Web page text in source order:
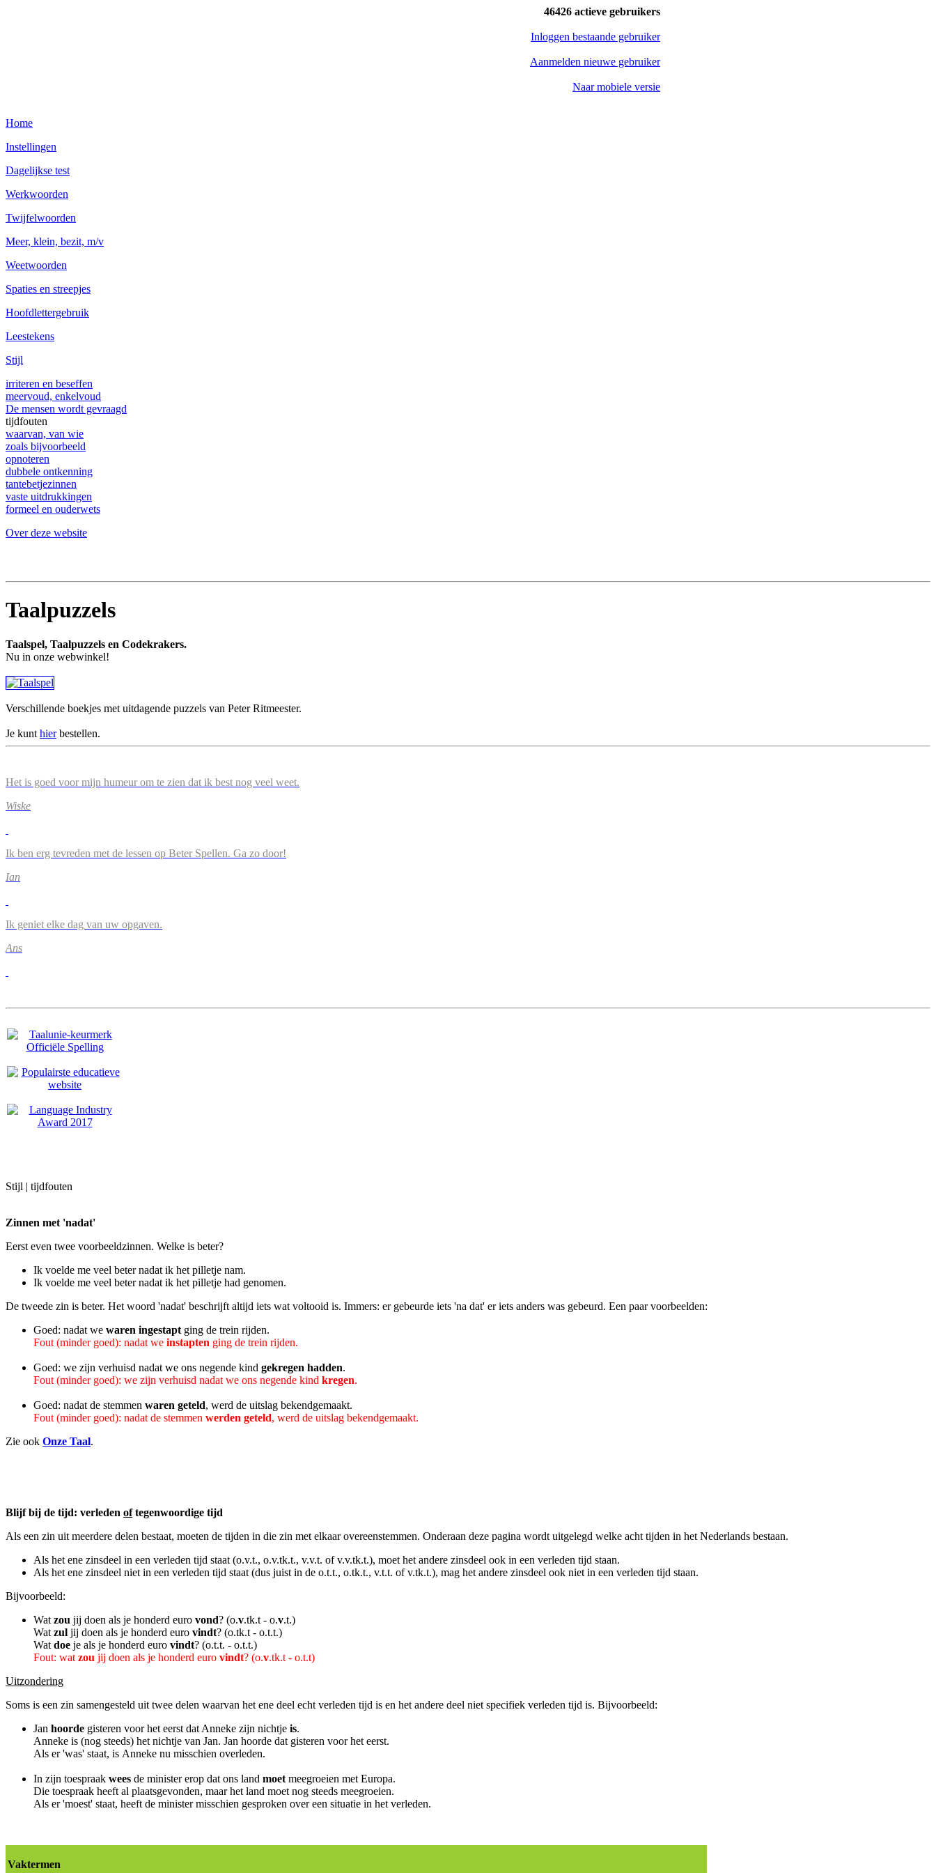
46426 actieve gebruikers
Inloggen bestaande gebruiker
Aanmelden nieuwe gebruiker
Naar mobiele versie
Home
Instellingen
Dagelijkse test
Werkwoorden
Twijfelwoorden
Meer, klein, bezit, m/v
Weetwoorden
Spaties en streepjes
Hoofdlettergebruik
Leestekens
Stijl
irriteren en beseffen
meervoud, enkelvoud
De mensen wordt gevraagd
tijdfouten
waarvan, van wie
zoals bijvoorbeeld
opnoteren
dubbele ontkenning
tantebetjezinnen
vaste uitdrukkingen
formeel en ouderwets
Over deze website
Taalpuzzels
Taalspel, Taalpuzzels en Codekrakers.
Nu in onze webwinkel!
Verschillende boekjes met uitdagende puzzels van Peter Ritmeester.
Je kunt hierbestellen.
Het is goed voor mijn humeur om te zien dat ik best nog veel weet.
Wiske
Ik ben erg tevreden met de lessen op Beter Spellen. Ga zo door!
Ian
Ik geniet elke dag van uw opgaven.
Ans
Stijl | tijdfouten
Zinnen met 'nadat'
Eerst even twee voorbeeldzinnen. Welke is beter?
Ik voelde me veel beter nadat ik het pilletje nam.
Ik voelde me veel beter nadat ik het pilletje had genomen.
De tweede zin is beter. Het woord 'nadat' beschrijft altijd iets wat voltooid is. Immers: er gebeurde iets 'na dat' er iets anders was gebeurd. Een paar voorbeelden:
Goed: nadat we waren ingestapt ging de trein rijden.
Fout (minder goed): nadat we instapten ging de trein rijden.
Goed: we zijn verhuisd nadat we ons negende kind gekregen hadden.
Fout (minder goed): we zijn verhuisd nadat we ons negende kind kregen.
Goed: nadat de stemmen waren geteld, werd de uitslag bekendgemaakt.
Fout (minder goed): nadat de stemmen werden geteld, werd de uitslag bekendgemaakt.
Zie ook Onze Taal.
Blijf bij de tijd: verleden oftegenwoordige tijd
Als een zin uit meerdere delen bestaat, moeten de tijden in die zin met elkaar overeenstemmen. Onderaan deze pagina wordt uitgelegd welke acht tijden in het Nederlands bestaan.
Als het ene zinsdeel in een verleden tijd staat (o.v.t., o.v.tk.t., v.v.t. of v.v.tk.t.), moet het andere zinsdeel ook in een verleden tijd staan.
Als het ene zinsdeel niet in een verleden tijd staat (dus juist in de o.t.t., o.tk.t., v.t.t. of v.tk.t.), mag het andere zinsdeel ook niet in een verleden tijd staan.
Bijvoorbeeld:
Wat zou jij doen als je honderd euro vond? (o.v.tk.t - o.v.t.)
Wat zul jij doen als je honderd euro vindt? (o.tk.t - o.t.t.)
Wat doe je als je honderd euro vindt? (o.t.t. - o.t.t.)
Fout: wat zou jij doen als je honderd euro vindt? (o.v.tk.t - o.t.t)
Uitzondering
Soms is een zin samengesteld uit twee delen waarvan het ene deel echt verleden tijd is en het andere deel niet specifiek verleden tijd is. Bijvoorbeeld:
Jan hoorde gisteren voor het eerst dat Anneke zijn nichtje is.
Anneke is (nog steeds) het nichtje van Jan. Jan hoorde dat gisteren voor het eerst.
Als er 'was' staat, is Anneke nu misschien overleden.
In zijn toespraak wees de minister erop dat ons land moet meegroeien met Europa.
Die toespraak heeft al plaatsgevonden, maar het land moet nog steeds meegroeien.
Als er 'moest' staat, heeft de minister misschien gesproken over een situatie in het verleden.
Vaktermen